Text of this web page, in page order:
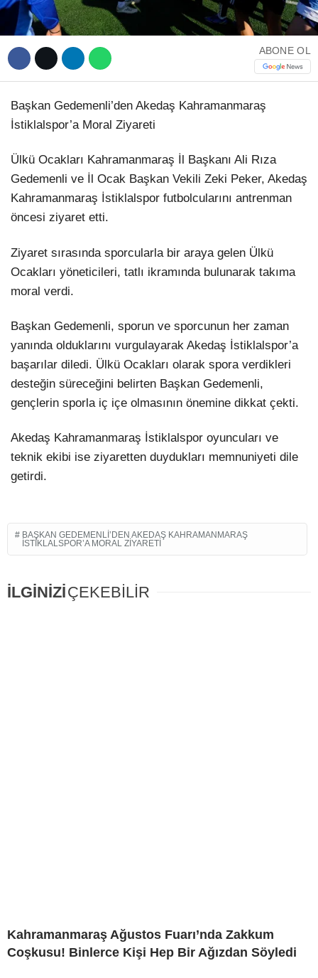
ABONE OL
Başkan Gedemenli’den Akedaş Kahramanmaraş
İstiklalspor’a Moral Ziyareti
Ülkü Ocakları Kahramanmaraş İl Başkanı Ali Rıza
Gedemenli ve İl Ocak Başkan Vekili Zeki Peker, Akedaş
Kahramanmaraş İstiklalspor futbolcularını antrenman
öncesi ziyaret etti.
Ziyaret sırasında sporcularla bir araya gelen Ülkü
Ocakları yöneticileri, tatlı ikramında bulunarak takıma
moral verdi.
Başkan Gedemenli, sporun ve sporcunun her zaman
yanında olduklarını vurgulayarak Akedaş İstiklalspor’a
başarılar diledi. Ülkü Ocakları olarak spora verdikleri
desteğin süreceğini belirten Başkan Gedemenli,
gençlerin sporla iç içe olmasının önemine dikkat çekti.
Akedaş Kahramanmaraş İstiklalspor oyuncuları ve
teknik ekibi ise ziyaretten duydukları memnuniyeti dile
getirdi.
BAŞKAN GEDEMENLI’DEN AKEDAŞ KAHRAMANMARAŞ
İSTIKLALSPOR’A MORAL ZIYARETI
İLGİNİZİÇEKEBİLİR
Kahramanmaraş Ağustos Fuarı’nda Zakkum
Coşkusu! Binlerce Kişi Hep Bir Ağızdan Söyledi